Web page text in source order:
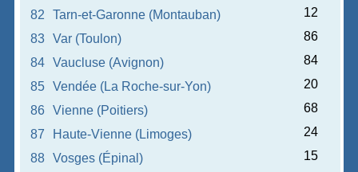
82
Tarn-et-Garonne (Montauban)
12
83
Var (Toulon)
86
84
Vaucluse (Avignon)
84
85
Vendée (La Roche-sur-Yon)
20
86
Vienne (Poitiers)
68
87
Haute-Vienne (Limoges)
24
88
Vosges (Épinal)
15